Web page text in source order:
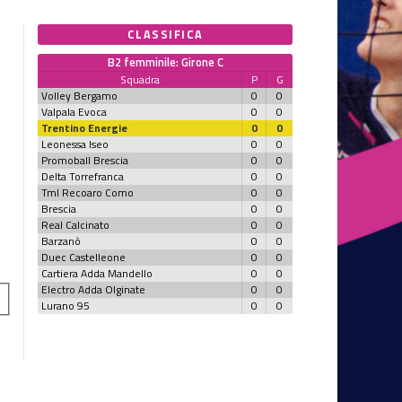
CLASSIFICA
B2 femminile: Girone C
Squadra P
G
Volley Bergamo
0
0
Valpala Evoca
0
0
Trentino Energie
0
0
Leonessa Iseo
0
0
Promoball Brescia
0
0
Delta Torrefranca
0
0
Tml Recoaro Como
0
0
Brescia
0
0
Real Calcinato
0
0
Barzanò
0
0
Duec Castelleone
0
0
Cartiera Adda Mandello
0
0
Electro Adda Olginate
0
0
Lurano 95
0 0